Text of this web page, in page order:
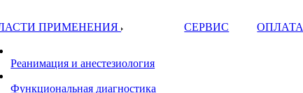
ПРИМЕНЕНИЯ
Реанимация и анестезиология
Функциональная диагностика
СЕРВИС ОПЛАТА